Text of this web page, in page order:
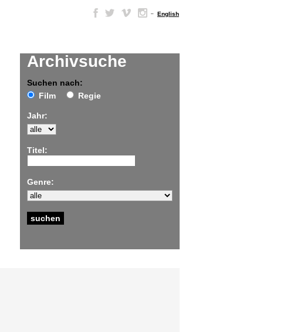
– English
Archivsuche
Suchen nach:
Film
Regie
Jahr:
Titel:
Genre: